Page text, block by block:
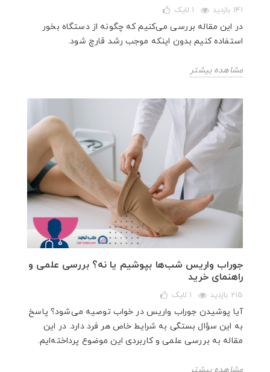
141 بازدید 1 لایک
در این مقاله بررسی می‌کنیم که چگونه از دستگاه بخور
استفاده کنیم بدون اینکه موجب رشد قارچ شود.
مشاهده بیشتر
جوراب واریس شب‌ها بپوشیم یا نه؟ بررسی علمی و
راهنمای خرید
215 بازدید 1 لایک
آیا پوشیدن جوراب واریس در خواب توصیه می‌شود؟ پاسخ
به این سؤال بستگی به شرایط خاص هر فرد دارد. در این
مقاله به بررسی علمی و کاربردی این موضوع پرداخته‌ایم.